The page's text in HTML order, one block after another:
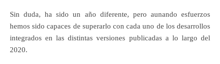
Sin duda, ha sido un año diferente, pero aunando esfuerzos
hemos sido capaces de superarlo con cada uno de los desarrollos
integrados en las distintas versiones publicadas a lo largo del
2020.